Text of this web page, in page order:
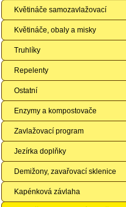
Květináče samozavlažovací
Květináče, obaly a misky
Truhlíky
Repelenty
Ostatní
Enzymy a kompostovače
Zavlažovací program
Jezírka doplňky
Demižony, zavařovací sklenice
Kapénková závlaha